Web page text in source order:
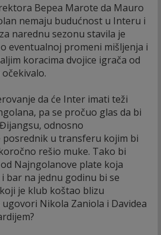
Bepea Marote da Mauro
nemaju budućnost u Interu i
narednu sezonu stavila je
eventualnoj promeni mišljenja i
koracima dvojice igrača od
da će Inter imati teži
pa se pročuo glas da bi
odnosno
posrednik u transferu kojim bi
rešio muke. Tako bi
Najngolanove plate koja
i bar na jednu godinu bi se
je klub koštao blizu
ugovori Nikola Zaniola i Davidea